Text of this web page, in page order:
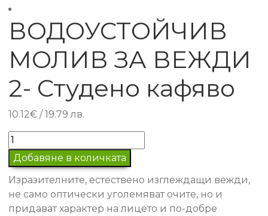
ВОДОУСТОЙЧИВ
МОЛИВ ЗА ВЕЖДИ
2- Студено кафяво
10.12€ / 19.79 лв.
количество
за
ВОДОУСТОЙЧИВ
МОЛИВ
ЗА
ВЕЖДИ
Добавяне в количката
Изразителните, естествено изглеждащи вежди,
не само оптически уголемяват очите, но и
придават характер на лицето и по-добре